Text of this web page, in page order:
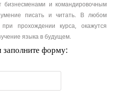
бизнесменами и командировочным
писать и читать. В любом
прохождении курса, окажутся
языка в будущем.
заполните форму: